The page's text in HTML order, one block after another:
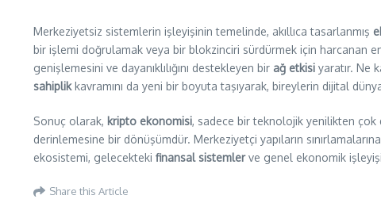
Merkeziyetsiz sistemlerin işleyişinin temelinde, akıllıca tasarlanmış
bir işlemi doğrulamak veya bir blokzinciri sürdürmek için harcanan
genişlemesini ve dayanıklılığını destekleyen bir ağ etkisi yaratır. Ne
sahiplikkavramını da yeni bir boyuta taşıyarak, bireylerin dijital
Sonuç olarak, kripto ekonomisi, sadece bir teknolojik yenilikten çok
derinlemesine bir dönüşümdür. Merkeziyetçi yapıların
ekosistemi, gelecekteki finansal sistemlerve genel ekonomik
Share this Article